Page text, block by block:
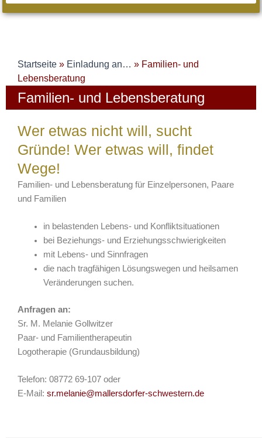
Startseite » Einladung an… » Familien- und
Lebensberatung
Familien- und Lebensberatung
Wer etwas nicht will, sucht
Gründe! Wer etwas will, findet
Wege!
Familien- und Lebensberatung für Einzelpersonen, Paare
und Familien
in belastenden Lebens- und Konfliktsituationen
bei Beziehungs- und Erziehungsschwierigkeiten
mit Lebens- und Sinnfragen
die nach tragfähigen Lösungswegen und heilsamen
Veränderungen suchen.
Anfragen an:
Sr. M. Melanie Gollwitzer
Paar- und Familientherapeutin
Logotherapie (Grundausbildung)
Telefon: 08772 69-107 oder
E-Mail: sr.melanie@mallersdorfer-schwestern.de